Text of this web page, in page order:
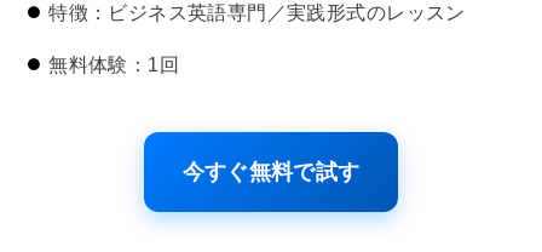
特徴：ビジネス英語専門／実践形式のレッスン
無料体験：1回
今すぐ無料で試す